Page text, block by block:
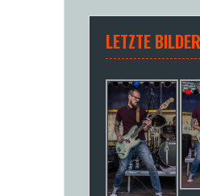
LETZTE BILDER